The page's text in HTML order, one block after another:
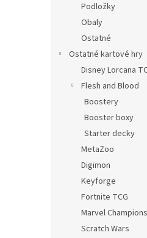
Podložky
Obaly
Ostatné
Ostatné kartové hry
Disney Lorcana
Flesh and Blood
Boostery
Booster boxy
Starter decky
MetaZoo
Digimon
Keyforge
Fortnite TCG
Marvel Champions
Scratch Wars